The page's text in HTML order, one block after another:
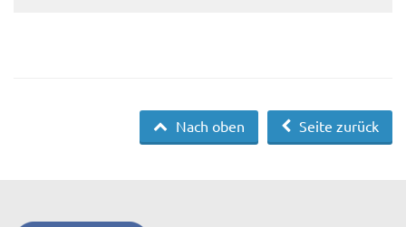
Seite zurück
Nach oben